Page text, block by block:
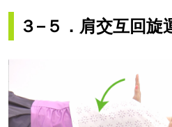
３−５．肩交互回旋